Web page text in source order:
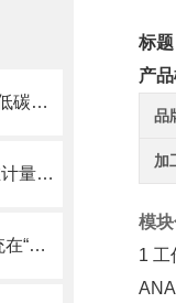
浅谈多场景有序充电对公交绿色低碳转型带来的影响
浅谈5G网络下电力物联网技术在计量装置监控中的应用选型
Acrel-2000E配电室综合监控系统在“三大工程”中的应用
标
产
品
加
模
1 工